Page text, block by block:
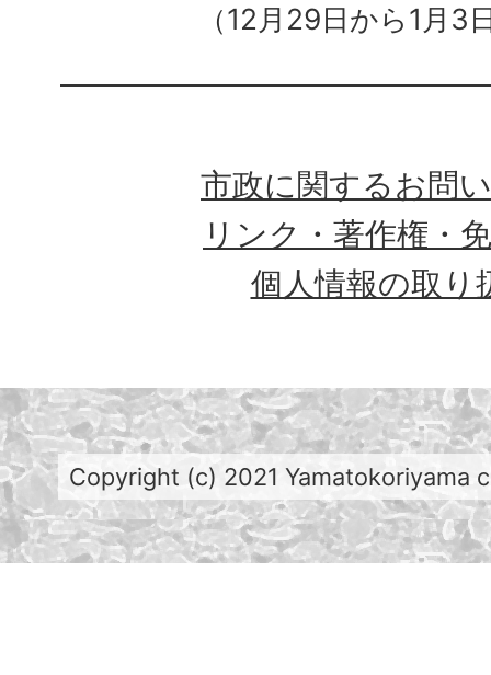
（12月29日から1月3
市政に関するお問
リンク・著作権・
個人情報の取り
Copyright (c) 2021 Yamatokoriyama